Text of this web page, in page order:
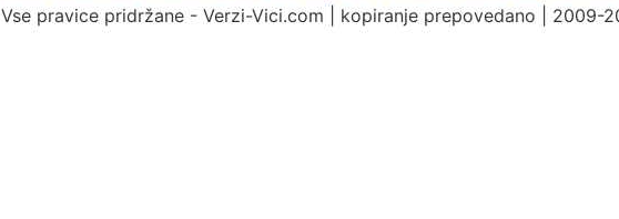
Vse pravice pridržane - Verzi-Vici.com | kopiranje prepovedano | 2009-